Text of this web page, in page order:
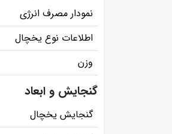
نمودار مصرف انرژی
اطلاعات نوع یخچال
وزن
گنجایش و ابعاد
گنجایش یخچال